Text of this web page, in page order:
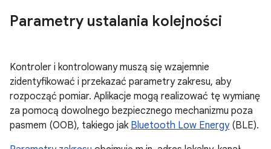
Parametry ustalania kolejności
Kontroler i kontrolowany muszą się wzajemnie
zidentyfikować i przekazać parametry zakresu, aby
rozpocząć pomiar. Aplikacje mogą realizować tę wymianę
za pomocą dowolnego bezpiecznego mechanizmu poza
pasmem (OOB), takiego jak Bluetooth Low Energy(BLE).